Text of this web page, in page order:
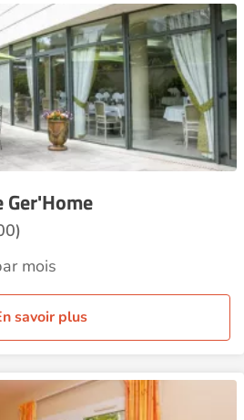
Ger'Home
mois
savoir plus